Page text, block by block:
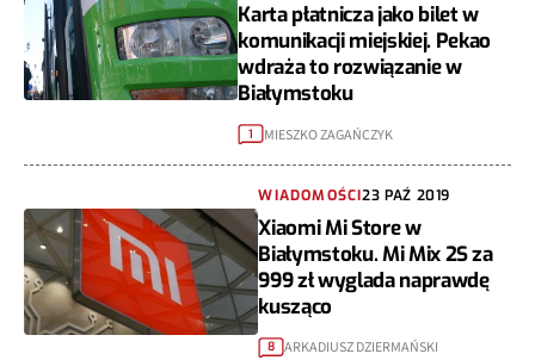
Karta płatnicza jako bilet w
komunikacji miejskiej. Pekao
wdraża to rozwiązanie w
Białymstoku
1 MIESZKO ZAGAŃCZYK
WIADOMOŚCI23 PAŹ 2019
Xiaomi Mi Store w
Białymstoku. Mi Mix 2S za
999 zł wyglada naprawdę
kusząco
8 ARKADIUSZ DZIERMAŃSKI